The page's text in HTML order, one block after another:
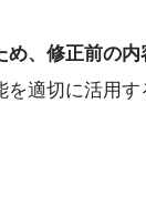
、修正前の
を適切に活用